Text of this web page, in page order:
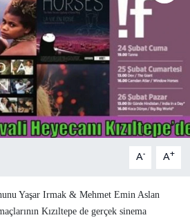
A- A+
Yaşar Irmak & Mehmet Emin Aslan
Kızıltepe de gerçek sinema